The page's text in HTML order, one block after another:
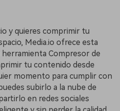
y quieres comprimir tu
Media.io ofrece esta
herramienta Compresor de
tu contenido desde
momento para cumplir con
subirlo a la nube de
en redes sociales